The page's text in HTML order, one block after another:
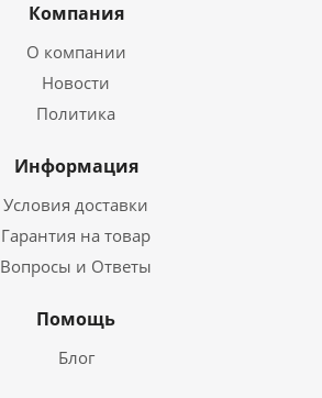
Компания
О компании
Новости
Политика
Информация
Условия доставки
Гарантия на товар
Вопросы и Ответы
Помощь
Блог